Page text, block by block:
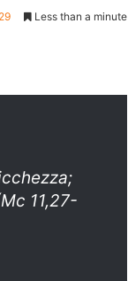
Less than a minute
11,27-